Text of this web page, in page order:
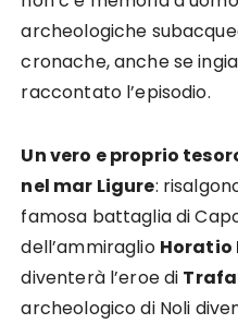
archeologiche
cronache, anche se
raccontato l’episodio.
Un vero e proprio
nel mar Ligure:
famosa battaglia di
dell’ammiraglio Horatio
diventerà l’eroe di
archeologico di Noli